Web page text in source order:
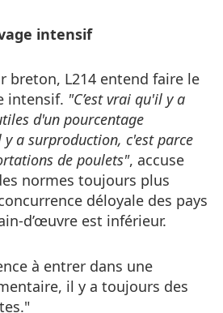
intensif
breton, L214 entend faire le
intensif. "C’est vrai qu'il y a
d'un pourcentage
a surproduction, c'est parce
de poulets", accuse
normes toujours plus
déloyale des pays
d’œuvre est inférieur.
à entrer dans une
il y a toujours des